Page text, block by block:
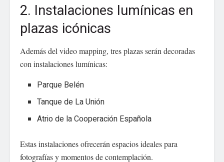
2. Instalaciones lumínicas en
plazas icónicas
Además del video mapping, tres plazas serán decoradas
con instalaciones lumínicas:
Parque Belén
Tanque de La Unión
Atrio de la Cooperación Española
Estas instalaciones ofrecerán espacios ideales para
fotografías y momentos de contemplación.